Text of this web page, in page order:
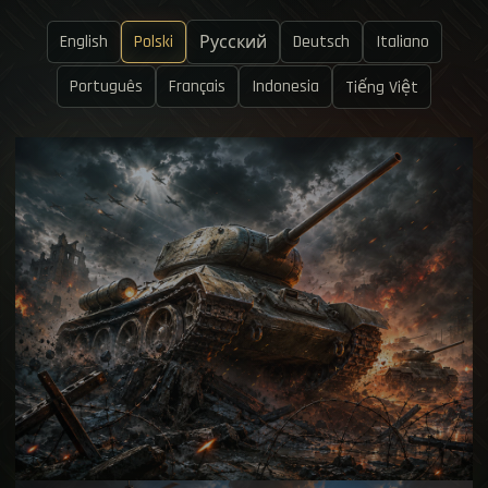
English Polski Русский Deutsch
Italiano
Português
Français Indonesia Tiếng Việt